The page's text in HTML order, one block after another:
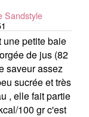
Sandstyle
une petite baie
de jus (82
saveur assez
sucrée et très
, elle fait partie
100 gr c'est